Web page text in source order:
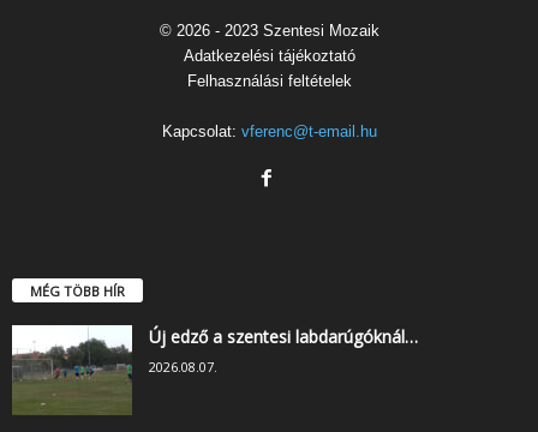
© 2026 - 2023 Szentesi Mozaik
Adatkezelési tájékoztató
Felhasználási feltételek
Kapcsolat: vferenc@t-email.hu
MÉG TÖBB HÍR
Új edző a szentesi labdarúgóknál…
2026.08.07.